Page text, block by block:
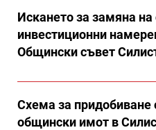
Искането за замяна
инвестиционни
Общински съвет
Схема за придобиване
общински имот в